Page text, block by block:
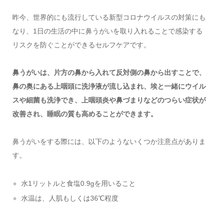
昨今、世界的にも流行している新型コロナウイルスの対策にも
なり、1日の生活の中に鼻うがいを取り入れることで感染する
リスクを防ぐことができるセルフケアです。
鼻うがいは、片方の鼻から入れて反対側の鼻から出すことで、
鼻の奥にある上咽頭に洗浄液が流し込まれ、埃と一緒にウイル
スや細菌も洗浄でき、上咽頭炎や鼻づまりなどのつらい症状が
改善され、睡眠の質も高めることができます。
鼻うがいをする際には、以下のようないくつか注意点がありま
す。
水1リットルと食塩0.9gを用いること
水温は、人肌もしくは36℃程度